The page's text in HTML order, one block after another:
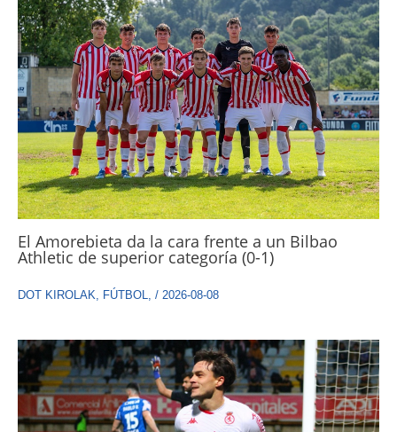
El Amorebieta da la cara frente a un Bilbao
Athletic de superior categoría (0-1)
DOT KIROLAK FÚTBOL / 2026-08-08